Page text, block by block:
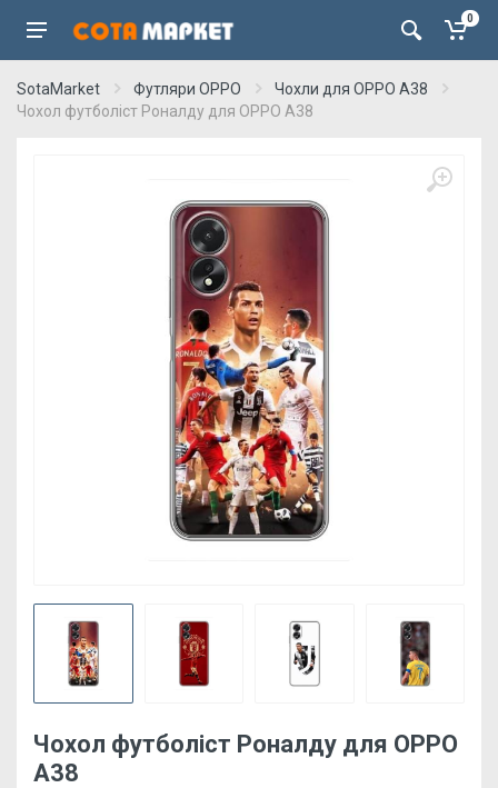
0
SotaMarket Футляри OPPO
Чохли для OPPO A38
Чохол футболіст Роналду для OPPO А38
Чохол футболіст Роналду для OPPO
А38